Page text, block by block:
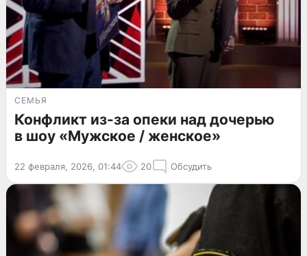
СЕМЬЯ
Конфликт из-за опеки над дочерью
в шоу «Мужское / женское»
22 февраля, 2026, 01:44 20 Обсудить